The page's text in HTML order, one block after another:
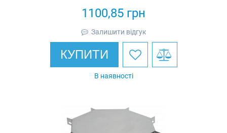
1100,85 грн
Залишити відгук
КУПИТИ
В наявності